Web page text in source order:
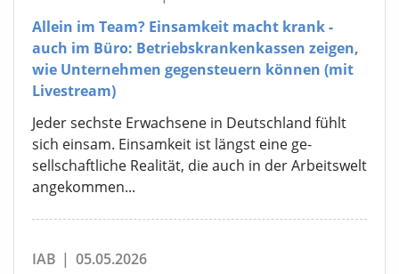
Allein im Team? Einsamkeit macht krank -
auch im Büro: Betriebskrankenkassen zeigen,
wie Unternehmen gegensteuern können (mit
Livestream)
Jeder sechste Erwachsene in Deutschland fühlt
sich einsam. Einsamkeit ist längst eine ge-
sellschaftliche Realität, die auch in der Arbeitswelt
angekommen...
IAB | 05.05.2026